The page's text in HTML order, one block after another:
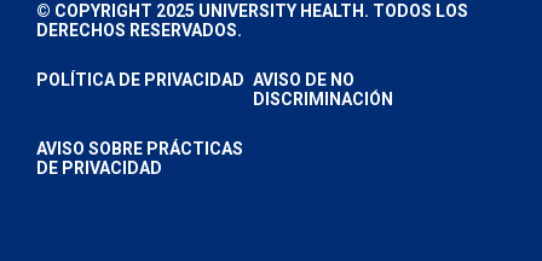
© COPYRIGHT 2025 UNIVERSITY HEALTH. TODOS LOS
DERECHOS RESERVADOS.
POLÍTICA DE PRIVACIDAD AVISO DE NO
DISCRIMINACIÓN
AVISO SOBRE PRÁCTICAS
DE PRIVACIDAD